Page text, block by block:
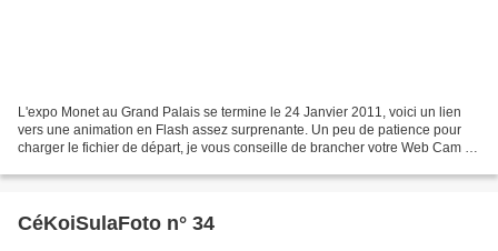
L'expo Monet au Grand Palais se termine le 24 Janvier 2011, voici un lien
vers une animation en Flash assez surprenante. Un peu de patience pour
charger le fichier de départ, je vous conseille de brancher votre Web Cam et
CéKoiSulaFoto n° 34